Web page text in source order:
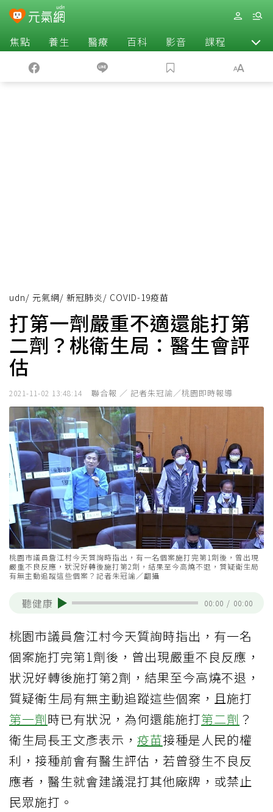
焦點 養生 醫療 百科 影音 課程 退休
udn/ 元氣網/ 新冠肺炎 / COVID-19疫苗
打第一劑嚴重不適還能打第
二劑？桃衛生局：醫生會評
估
2021-11-02 13:48:14 聯合報 ／ 記者朱冠諭／桃園即時報導
桃園市議員詹江村今天質詢時指出，有一名個案施打完第1劑後，曾出現
嚴重不良反應，狀況好轉後施打第2劑，結果至今高燒不退，質疑衛生局
有無主動追蹤這些個案？記者朱冠諭／翻攝
聽健康 00:00 / 00:00
桃園市議員詹江村今天質詢時指出，有一名
個案施打完第1劑後，曾出現嚴重不良反應，
狀況好轉後施打第2劑，結果至今高燒不退，
質疑衛生局有無主動追蹤這些個案，且施打
第一劑時已有狀況，為何還能施打第二劑 ？
衛生局長王文彥表示， 疫苗接種是人民的權
利，接種前會有醫生評估，若曾發生不良反
應者，醫生就會建議混打其他廠牌，或禁止
民眾施打。